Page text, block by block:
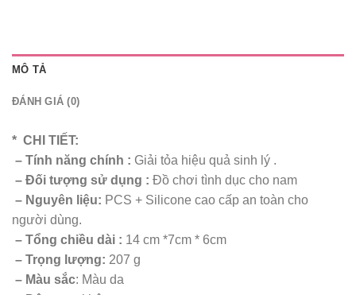
MÔ TẢ
ĐÁNH GIÁ (0)
* CHI TIẾT:
– Tính năng chính : Giải tỏa hiệu quả sinh lý .
– Đối tượng sử dụng : Đồ chơi tình dục cho nam
– Nguyên liệu: PCS + Silicone cao cấp an toàn cho
người dùng.
– Tổng chiều dài : 14 cm *7cm * 6cm
– Trọng lượng: 207 g
– Màu sắc: Màu da